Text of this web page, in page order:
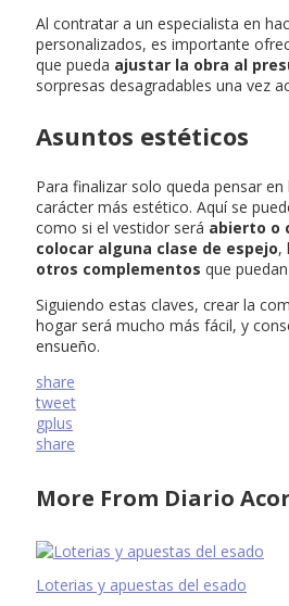
Al contratar a un especialista en
personalizados, es importante
que pueda ajustar la obra al
sorpresas desagradables una vez
Asuntos estéticos
Para finalizar solo queda pensar
carácter más estético. Aquí se
como si el vestidor será abierto o
colocar alguna clase de espejo,
otros complementos que
Siguiendo estas claves, crear la
hogar será mucho más fácil, y
ensueño.
share
tweet
gplus
share
More From Diario
Loterias y apuestas del esado